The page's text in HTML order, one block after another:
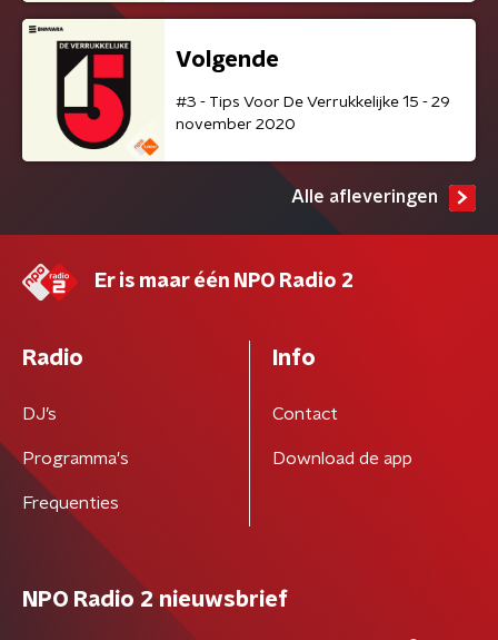
Volgende
#3 - Tips Voor De Verrukkelijke 15 - 29
november 2020
Alle afleveringen
Er is maar één NPO Radio 2
Radio
DJ’s
Programma's
Frequenties
Info
Contact
Download de app
NPO Radio 2 nieuwsbrief